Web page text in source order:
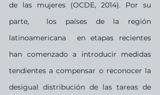
de las mujeres (OCDE, 2014). Por su
parte,  los países de la región
latinoamericana  en etapas recientes
han comenzado a introducir medidas
tendientes a compensar o reconocer la
desigual distribución de las tareas de